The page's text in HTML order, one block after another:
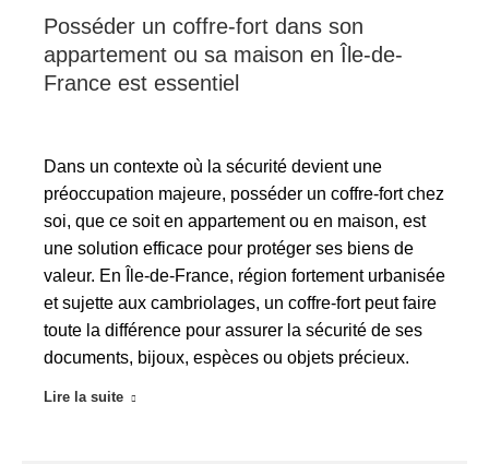
Posséder un coffre-fort dans son
appartement ou sa maison en Île-de-
France est essentiel
Dans un contexte où la sécurité devient une
préoccupation majeure, posséder un coffre-fort chez
soi, que ce soit en appartement ou en maison, est
une solution efficace pour protéger ses biens de
valeur. En Île-de-France, région fortement urbanisée
et sujette aux cambriolages, un coffre-fort peut faire
toute la différence pour assurer la sécurité de ses
documents, bijoux, espèces ou objets précieux.
Lire la suite